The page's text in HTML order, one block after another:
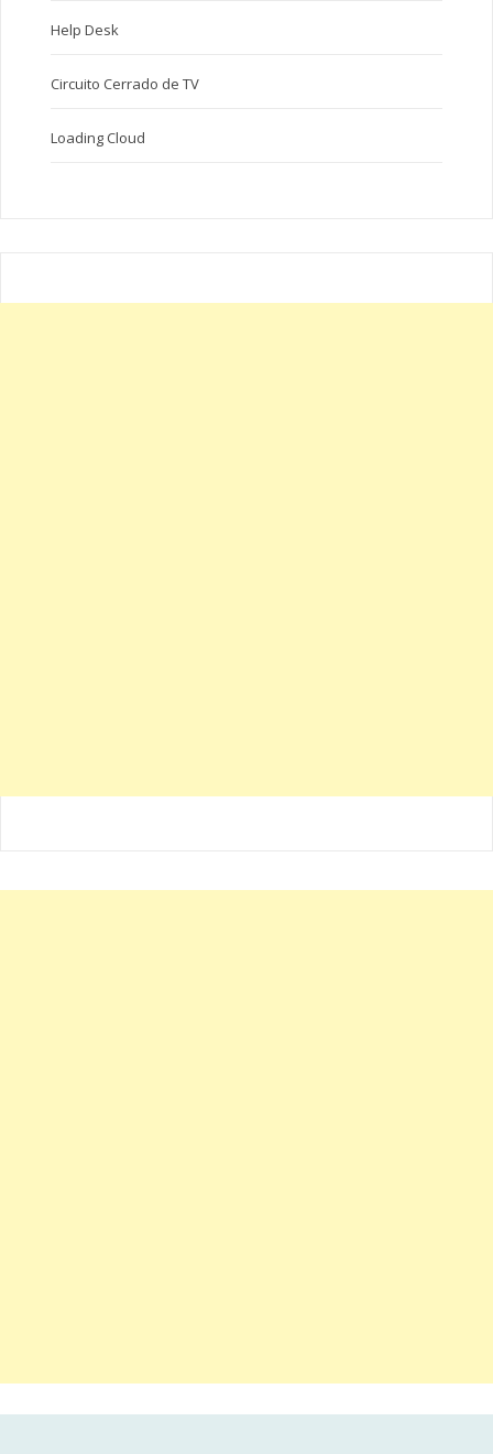
Help Desk
Circuito Cerrado de TV
Loading Cloud